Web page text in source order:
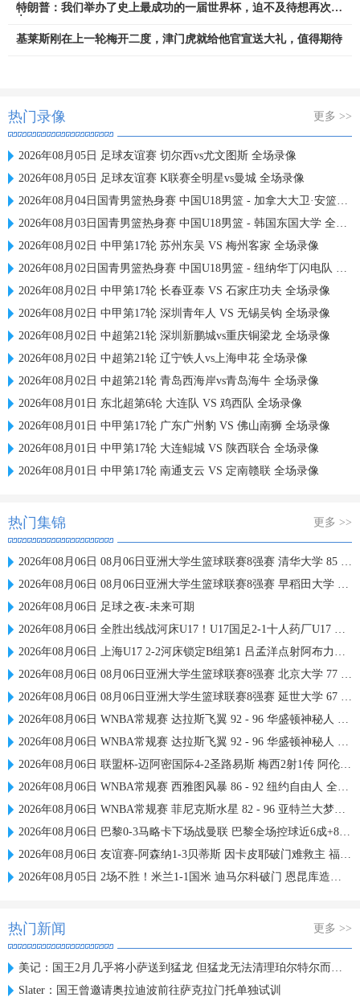
特朗普：我们举办了史上最成功的一届世界杯，迫不及待想再次举
基莱斯刚在上一轮梅开二度，津门虎就给他官宣送大礼，值得期待
热门录像 更多 >>
2026年08月05日 足球友谊赛 切尔西vs尤文图斯 全场录像
2026年08月05日 足球友谊赛 K联赛全明星vs曼城 全场录像
2026年08月04日国青男篮热身赛 中国U18男篮 - 加拿大大卫·安篮球学院 全场录像
2026年08月03日国青男篮热身赛 中国U18男篮 - 韩国东国大学 全场录像
2026年08月02日 中甲第17轮 苏州东吴 VS 梅州客家 全场录像
2026年08月02日国青男篮热身赛 中国U18男篮 - 纽纳华丁闪电队 全场录像
2026年08月02日 中甲第17轮 长春亚泰 VS 石家庄功夫 全场录像
2026年08月02日 中甲第17轮 深圳青年人 VS 无锡吴钩 全场录像
2026年08月02日 中超第21轮 深圳新鹏城vs重庆铜梁龙 全场录像
2026年08月02日 中超第21轮 辽宁铁人vs上海申花 全场录像
2026年08月02日 中超第21轮 青岛西海岸vs青岛海牛 全场录像
2026年08月01日 东北超第6轮 大连队 VS 鸡西队 全场录像
2026年08月01日 中甲第17轮 广东广州豹 VS 佛山南狮 全场录像
2026年08月01日 中甲第17轮 大连鲲城 VS 陕西联合 全场录像
2026年08月01日 中甲第17轮 南通支云 VS 定南赣联 全场录像
热门集锦 更多 >>
2026年08月06日 08月06日亚洲大学生篮球联赛8强赛 清华大学 85 - 81 菲律宾大学 集锦
2026年08月06日 08月06日亚洲大学生篮球联赛8强赛 早稻田大学 78 - 71 高丽大学 集锦
2026年08月06日 足球之夜-未来可期
2026年08月06日 全胜出线战河床U17！U17国足2-1十人药厂U17 赵松源登场1分钟传射
2026年08月06日 上海U17 2-2河床锁定B组第1 吕孟洋点射阿布力米破门 将战A组第2
2026年08月06日 08月06日亚洲大学生篮球联赛8强赛 北京大学 77 - 79 上海交通大学 集锦
2026年08月06日 08月06日亚洲大学生篮球联赛8强赛 延世大学 67 - 72 政治大学 集锦
2026年08月06日 WNBA常规赛 达拉斯飞翼 92 - 96 华盛顿神秘人 全场集锦
2026年08月06日 WNBA常规赛 达拉斯飞翼 92 - 96 华盛顿神秘人 全场集锦
2026年08月06日 联盟杯-迈阿密国际4-2圣路易斯 梅西2射1传 阿伦助攻戴帽
2026年08月06日 WNBA常规赛 西雅图风暴 86 - 92 纽约自由人 全场集锦
2026年08月06日 WNBA常规赛 菲尼克斯水星 82 - 96 亚特兰大梦想 全场集锦
2026年08月06日 巴黎0-3马略卡下场战曼联 巴黎全场控球近6成+8射3正未果
2026年08月06日 友谊赛-阿森纳1-3贝蒂斯 因卡皮耶破门难救主 福纳尔斯1射2传
2026年08月05日 2场不胜！米兰1-1国米 迪马尔科破门 恩昆库造点+点射拉莫斯登场
热门新闻 更多 >>
美记：国王2月几乎将小萨送到猛龙 但猛龙无法清理珀尔特尔而告吹
Slater：国王曾邀请奥拉迪波前往萨克拉门托单独试训